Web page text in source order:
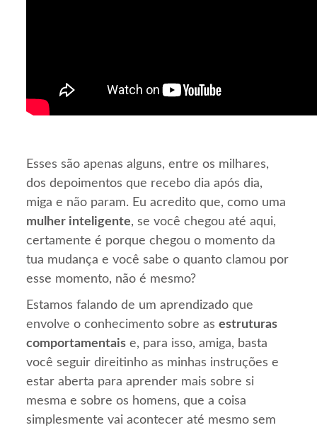
Esses são apenas alguns, entre os milhares,
dos depoimentos que recebo dia após dia,
miga e não param. Eu acredito que, como uma
mulher inteligente, se você chegou até aqui,
certamente é porque chegou o momento da
tua mudança e você sabe o quanto clamou por
esse momento, não é mesmo?
Estamos falando de um aprendizado que
envolve o conhecimento sobre asestruturas
comportamentais e, para isso, amiga, basta
você seguir direitinho as minhas instruções e
estar aberta para aprender mais sobre si
mesma e sobre os homens, que a coisa
simplesmente vai acontecer até mesmo sem